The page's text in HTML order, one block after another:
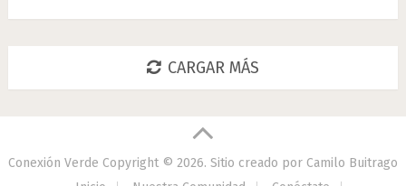
CARGAR MÁS
Conexión Verde Copyright © 2026. Sitio creado por Camilo Buitrago